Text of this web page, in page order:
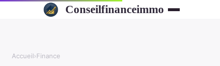
Conseilfinanceimmo
Accueil›Finance